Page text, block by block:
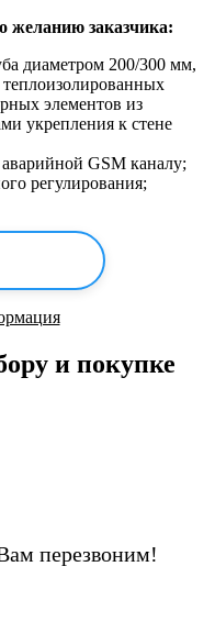
желанию заказчика:
диаметром 200/300 мм,
теплоизолированных
элементов из
укрепления к стене
GSM каналу;
регулирования;
и покупке
перезвоним!